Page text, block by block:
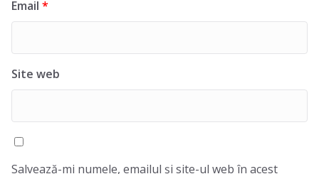
Email *
Site web
Salvează-mi numele, emailul și site-ul web în acest